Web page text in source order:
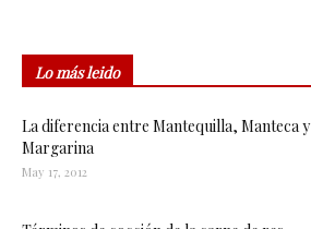
Lo más leido
La diferencia entre Mantequilla, Manteca y
Margarina
May 17, 2012